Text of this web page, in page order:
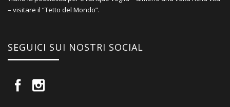
– visitare il “Tetto del Mondo”.
SEGUICI SUI NOSTRI SOCIAL